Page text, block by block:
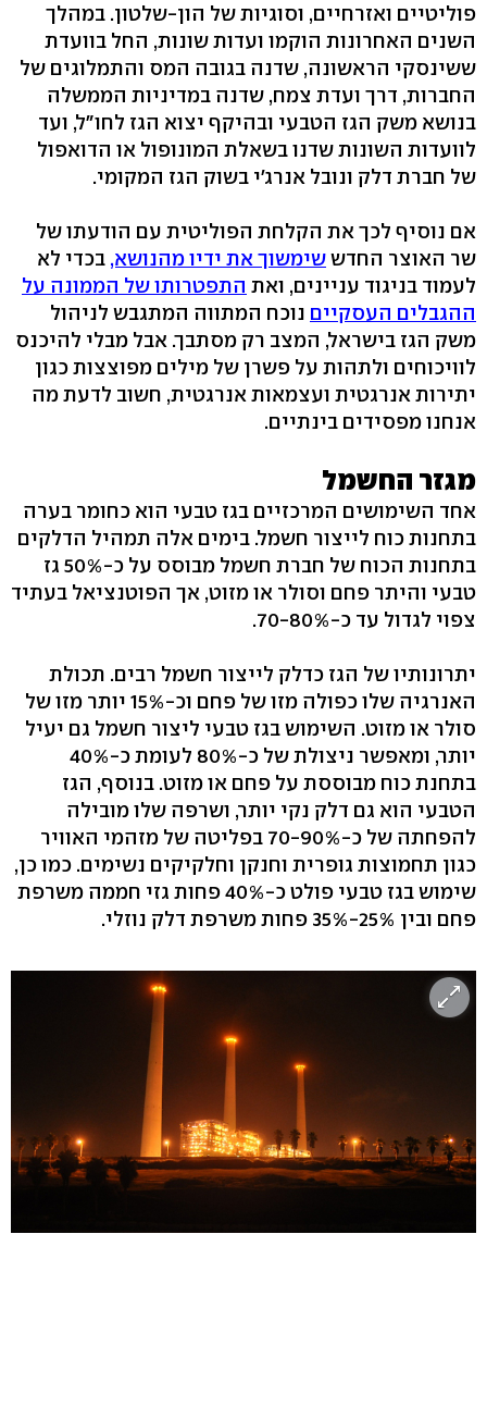
פוליטיים ואזרחיים, וסוגיות של הון-שלטון. במהלך
השנים האחרונות הוקמו ועדות שונות, החל בוועדת
ששינסקי הראשונה, שדנה בגובה המס והתמלוגים של
החברות, דרך ועדת צמח, שדנה במדיניות הממשלה
בנושא משק הגז הטבעי ובהיקף יצוא הגז לחו"ל, ועד
לוועדות השונות שדנו בשאלת המונופול או הדואפול
של חברת דלק ונובל אנרג'י בשוק הגז המקומי.
אם נוסיף לכך את הקלחת הפוליטית עם הודעתו של
שר האוצר החדששימשוך את ידיו מהנושא, בכדי לא
לעמוד בניגוד עניינים, ואת התפטרותו של הממונה על
ההגבלים העסקיים נוכח המתווה המתגבש לניהול
משק הגז בישראל, המצב רק מסתבך. אבל מבלי להיכנס
לוויכוחים ולתהות על פשרן של מילים מפוצצות כגון
יתירות אנרגטית ועצמאות אנרגטית, חשוב לדעת מה
אנחנו מפסידים בינתיים.
מגזר החשמל
אחד השימושים המרכזיים בגז טבעי הוא כחומר בערה
בתחנות כוח לייצור חשמל. בימים אלה תמהיל הדלקים
בתחנות הכוח של חברת חשמל מבוסס על כ-50% גז
טבעי והיתר פחם וסולר או מזוט, אך הפוטנציאל בעתיד
צפוי לגדול עד כ-70-80%.
יתרונותיו של הגז כדלק לייצור חשמל רבים. תכולת
האנרגיה שלו כפולה מזו של פחם וכ-15% יותר מזו של
סולר או מזוט. השימוש בגז טבעי ליצור חשמל גם יעיל
יותר, ומאפשר ניצולת של כ-80% לעומת כ-40%
בתחנת כוח מבוססת על פחם או מזוט. בנוסף, הגז
הטבעי הוא גם דלק נקי יותר, ושרפה שלו מובילה
להפחתה של כ-70-90% בפליטה של מזהמי האוויר
כגון תחמוצות גופרית וחנקן וחלקיקים נשימים. כמו כן,
שימוש בגז טבעי פולט כ-40% פחות גזי חממה משרפת
פחם ובין 25%-35% פחות משרפת דלק נוזלי.